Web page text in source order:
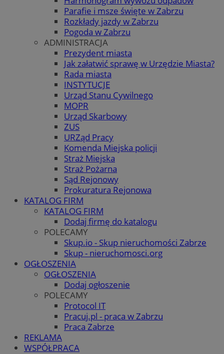
Parafie i msze święte w Zabrzu
Rozkłady jazdy w Zabrzu
Pogoda w Zabrzu
ADMINISTRACJA
Prezydent miasta
Jak załatwić sprawę w Urzędzie Miasta?
Rada miasta
INSTYTUCJE
Urząd Stanu Cywilnego
MOPR
Urząd Skarbowy
ZUS
URZąd Pracy
Komenda Miejska policji
Straż Miejska
Straż Pożarna
Sąd Rejonowy
Prokuratura Rejonowa
KATALOG FIRM
KATALOG FIRM
Dodaj firmę do katalogu
POLECAMY
Skup.io - Skup nieruchomości Zabrze
Skup - nieruchomosci.org
OGŁOSZENIA
OGŁOSZENIA
Dodaj ogłoszenie
POLECAMY
Protocol IT
Pracuj.pl - praca w Zabrzu
Praca Zabrze
REKLAMA
WSPÓŁPRACA